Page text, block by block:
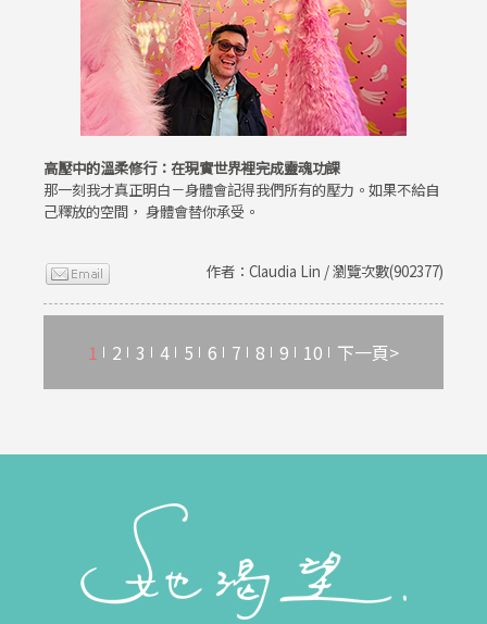
高壓中的溫柔修行：在現實世界裡完成靈魂功課
那一刻我才真正明白－身體會記得我們所有的壓力。如果不給自
己釋放的空間， 身體會替你承受。
作者：Claudia Lin / 瀏覽次數(902377)
1 2 3 4 5 6 7 8 9 10 下一頁>